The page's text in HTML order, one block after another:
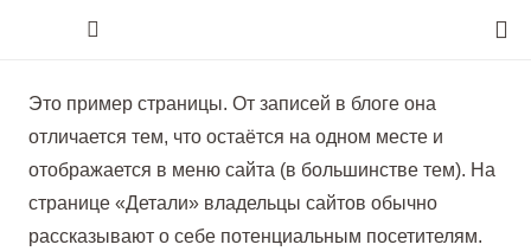
Это пример страницы. От записей в блоге она
отличается тем, что остаётся на одном месте и
отображается в меню сайта (в большинстве тем). На
странице «Детали» владельцы сайтов обычно
рассказывают о себе потенциальным посетителям.